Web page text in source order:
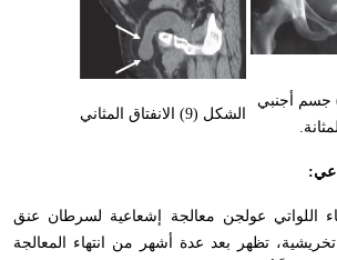
10) جسم أجنبي
الشكل (9) الانفتاق المثاني
:
اللواتي عولجن معالجة إشعاعية لسرطان عنق
تخريشية، تظهر بعد عدة أشهر من انتهاء المعالجة